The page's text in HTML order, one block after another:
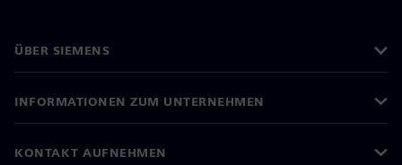
ÜBER SIEMENS
INFORMATIONEN ZUM UNTERNEHMEN
KONTAKT AUFNEHMEN